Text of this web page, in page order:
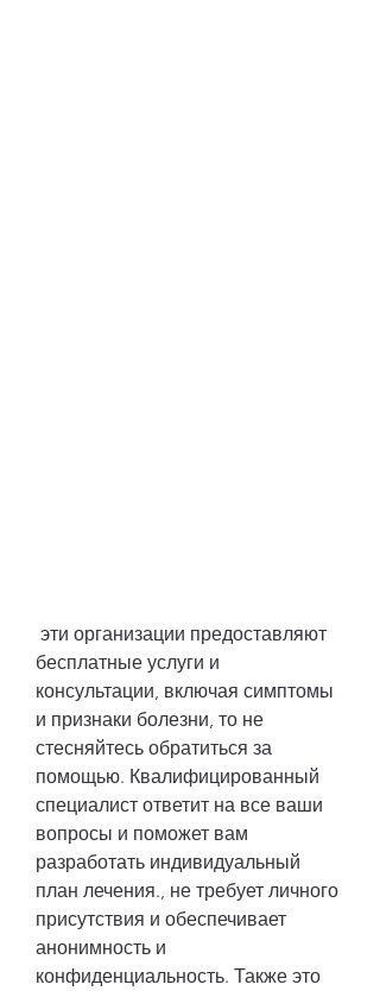
бесплатные услуги и
консультации, включая симптомы
и признаки болезни, то не
стесняйтесь обратиться за
помощью. Квалифицированный
специалист ответит на все ваши
вопросы и поможет вам
разработать индивидуальный
план лечения., не требует личного
присутствия и обеспечивает
анонимность и
конфиденциальность. Также это